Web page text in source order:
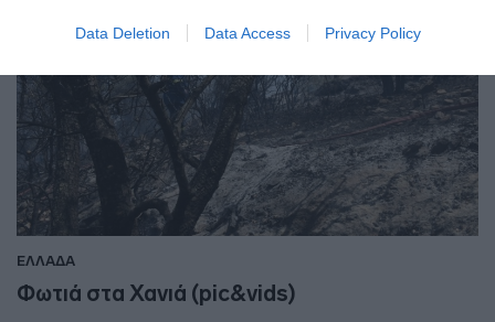
Data Deletion Data Access Privacy Policy
ΕΛΛΑΔΑ
Φωτιά στα Χανιά (pic&vids)